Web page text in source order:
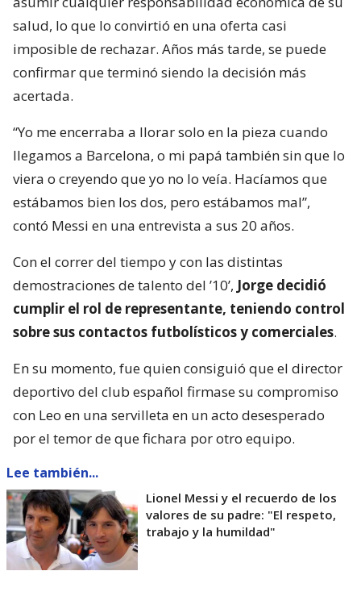
salud, lo que lo convirtió en una oferta casi
imposible de rechazar. Años más tarde, se puede
confirmar que terminó siendo la decisión más
acertada.
“Yo me encerraba a llorar solo en la pieza cuando
llegamos a Barcelona, o mi papá también sin que lo
viera o creyendo que yo no lo veía. Hacíamos que
estábamos bien los dos, pero estábamos mal”,
contó Messi en una entrevista a sus 20 años.
Con el correr del tiempo y con las distintas
demostraciones de talento del ’10’, Jorge decidió
cumplir el rol de representante, teniendo control
sobre sus contactos futbolísticos y comerciales.
En su momento, fue quien consiguió que el director
deportivo del club español firmase su compromiso
con Leo en una servilleta en un acto desesperado
por el temor de que fichara por otro equipo.
Lee también...
Lionel Messi y el recuerdo de los
valores de su padre: "El respeto,
trabajo y la humildad"